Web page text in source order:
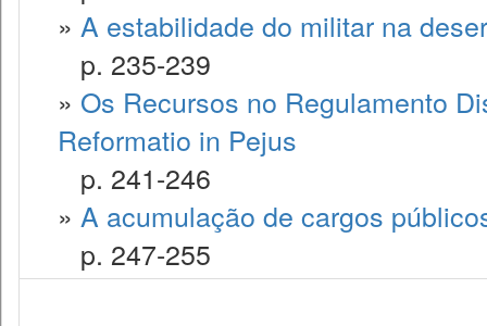
» A estabilidade do militar na
p. 235-239
» Os Recursos no Regulamento
Reformatio in Pejus
p. 241-246
» A acumulação de cargos
p. 247-255